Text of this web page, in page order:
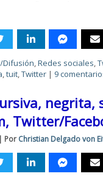
Difusión,Redes sociales,
,tuit,Twitter | 9
negrita,
Twitter/
Por Christian Delgado von